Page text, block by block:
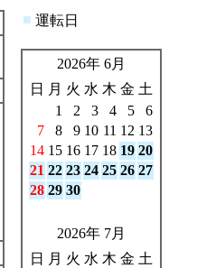
■ 運転日
2026年 6月
日
月 火 水 木 金 土
1
2 3 4 5
6
7
8 9 10 11 12 13
14 15 16 17 18 19 20
21 22 23 24 25 26 27
28 29 30
2026年 7月
日
月 火 水 木 金 土